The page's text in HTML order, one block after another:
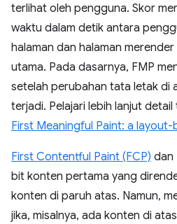
terlihat oleh pengguna. Skor
waktu dalam detik antara
halaman dan halaman
utama. Pada dasarnya, FMP
setelah perubahan tata letak di
terjadi. Pelajari lebih lanjut detail
First Meaningful Paint: a
First Contentful Paint (FCP) dan
bit konten pertama yang
konten di paruh atas. Namun,
jika, misalnya, ada konten di